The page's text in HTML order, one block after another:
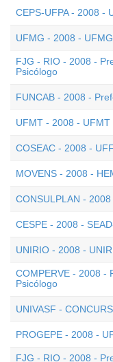
CEPS-UFPA - 2008 -
UFMG - 2008 -
FJG - RIO - 2008 -
Psicólogo
FUNCAB - 2008 -
UFMT - 2008 - UFMT
COSEAC - 2008 -
MOVENS - 2008 -
CONSULPLAN -
CESPE - 2008 -
UNIRIO - 2008 -
COMPERVE - 2008 -
Psicólogo
UNIVASF -
PROGEPE - 2008 -
FJG - RIO - 2008 -